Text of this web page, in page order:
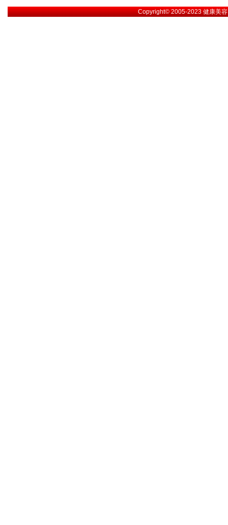
Copyright© 2005-2023健康美